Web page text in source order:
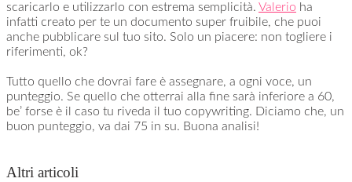
scaricarlo e utilizzarlo con estrema semplicità. Valerio ha
infatti creato per te un documento super fruibile, che puoi
anche pubblicare sul tuo sito. Solo un piacere: non togliere i
riferimenti, ok?
Tutto quello che dovrai fare è assegnare, a ogni voce, un
punteggio. Se quello che otterrai alla fine sarà inferiore a 60,
be’ forse è il caso tu riveda il tuo copywriting. Diciamo che, un
buon punteggio, va dai 75 in su. Buona analisi!
Altri articoli